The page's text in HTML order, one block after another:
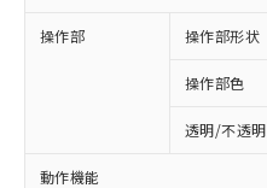
操作部 操作部形状
操作部色
透明/不透明
動作機能